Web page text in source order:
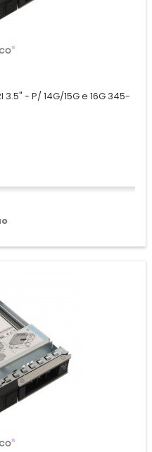
3.5" - P/ 14G/15G e 16G 345-